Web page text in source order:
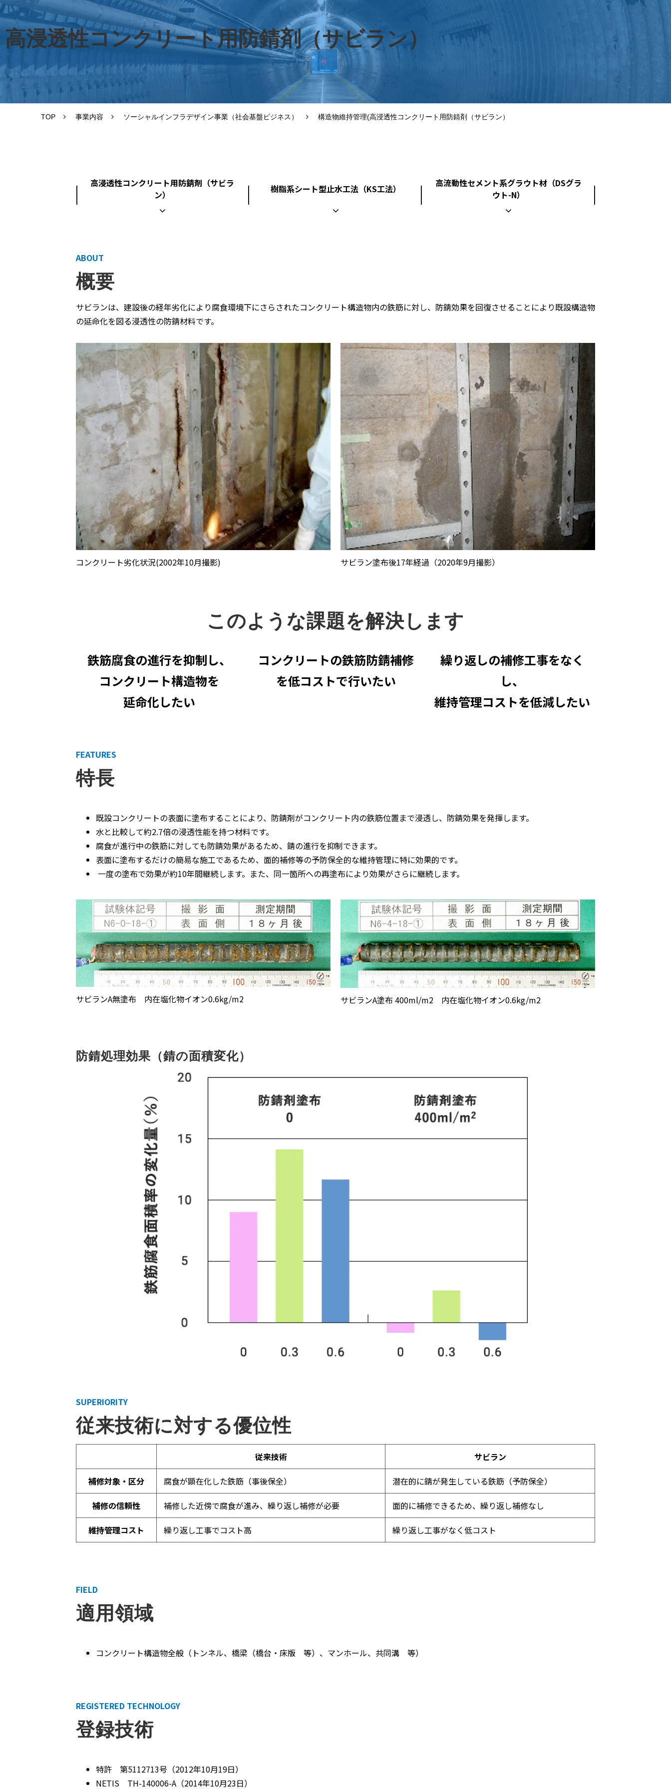
高浸透性コンクリート用防錆剤（サビラン）
TOP 事業内容 ソーシャルインフラデザイン事業（社会基盤ビジネス） 構造物維持管理(高浸透性コンクリート用防錆剤（サビラン）
高浸透性コンクリート用防錆剤（サビラ
ン）
樹脂系シート型止水工法（KS工法）
高流動性セメント系グラウト材（DSグラ
ウト-N）
ABOUT
概要
サビランは、建設後の経年劣化により腐食環境下にさらされたコンクリート構造物内の鉄筋に対し、防錆効果を回復させることにより既設構造物
の延命化を図る浸透性の防錆材料です。
コンクリート劣化状況(2002年10月撮影) サビラン塗布後17年経過（2020年9月撮影）
このような課題を解決します
鉄筋腐食の進行を抑制し、
コンクリート構造物を
延命化したい
コンクリートの鉄筋防錆補修
を低コストで行いたい
繰り返しの補修工事をなく
し、
維持管理コストを低減したい
FEATURES
特長
既設コンクリートの表面に塗布することにより、防錆剤がコンクリート内の鉄筋位置まで浸透し、防錆効果を発揮します。
水と比較して約2.7倍の浸透性能を持つ材料です。
腐食が進行中の鉄筋に対しても防錆効果があるため、錆の進行を抑制できます。
表面に塗布するだけの簡易な施工であるため、面的補修等の予防保全的な維持管理に特に効果的です。
一度の塗布で効果が約10年間継続します。また、同一箇所への再塗布により効果がさらに継続します。
サビランA無塗布 内在塩化物イオン0.6kg/m2 サビランA塗布 400ml/m2 内在塩化物イオン0.6kg/m2
防錆処理効果（錆の面積変化）
SUPERIORITY
従来技術に対する優位性
従来技術 サビラン
補修対象・区分 腐食が顕在化した鉄筋（事後保全） 潜在的に錆が発生している鉄筋（予防保全）
補修の信頼性 補修した近傍で腐食が進み、繰り返し補修が必要 面的に補修できるため、繰り返し補修なし
維持管理コスト 繰り返し工事でコスト高 繰り返し工事がなく低コスト
FIELD
適用領域
コンクリート構造物全般（トンネル、橋梁（橋台・床版 等）、マンホール、共同溝 等）
REGISTERED TECHNOLOGY
登録技術
特許 第5112713号（2012年10月19日）
NETIS TH-140006-A（2014年10月23日）